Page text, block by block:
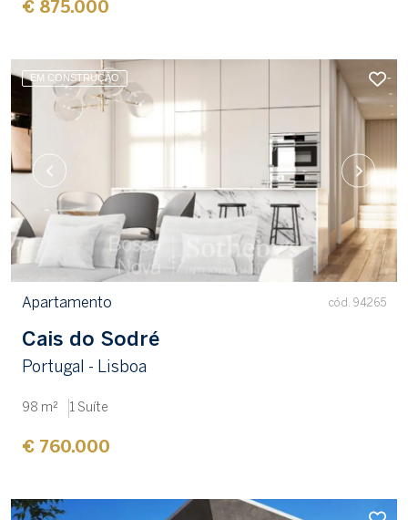
€ 875.000
EM CONSTRUÇÃO
Apartamento cód. 94265
Cais do Sodré
Portugal - Lisboa
98 m² 1 Suíte
€ 760.000